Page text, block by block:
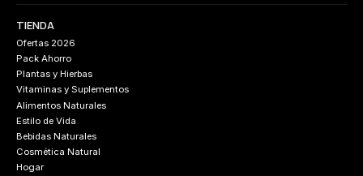
TIENDA
Ofertas 2026
Pack Ahorro
Plantas y Hierbas
Vitaminas y Suplementos
Alimentos Naturales
Estilo de Vida
Bebidas Naturales
Cosmética Natural
Hogar